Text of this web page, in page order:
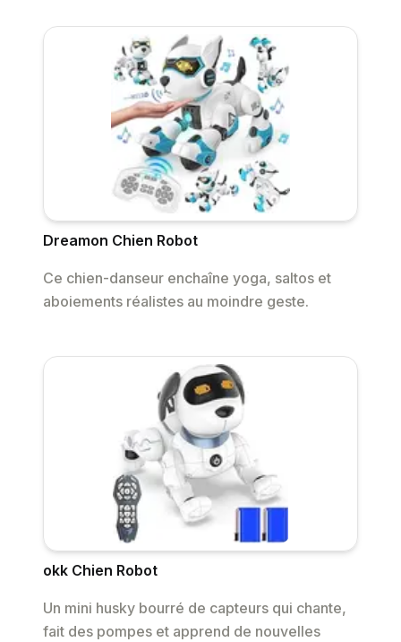
Dreamon Chien Robot
Ce chien-danseur enchaîne yoga, saltos et
aboiements réalistes au moindre geste.
okk Chien Robot
Un mini husky bourré de capteurs qui chante,
fait des pompes et apprend de nouvelles